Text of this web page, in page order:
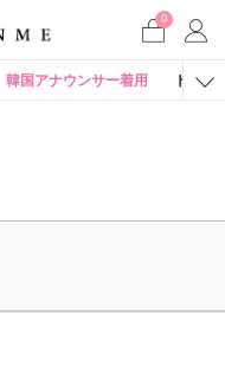
0
韓国アナウンサー着用 トップ